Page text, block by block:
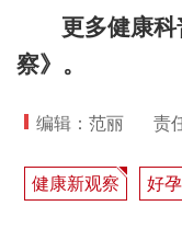
更多健康
察》。
编辑：范丽 责
健康新观察 好